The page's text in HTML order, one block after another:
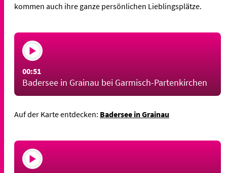
kommen auch ihre ganze persönlichen Lieblingsplätze.
00:51
Badersee in Grainau bei Garmisch-Partenkirchen
Auf der Karte entdecken: Badersee in Grainau